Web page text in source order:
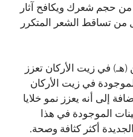
من حجم شعرك ويكافح آثار
من تساقط الشعر المتكرر
في زيت الأركان تعزز
في زيت الأركان
إلى أنه يعزز نمو خلايا
الموجودة في هذا
أكثر كثافة وصحة.